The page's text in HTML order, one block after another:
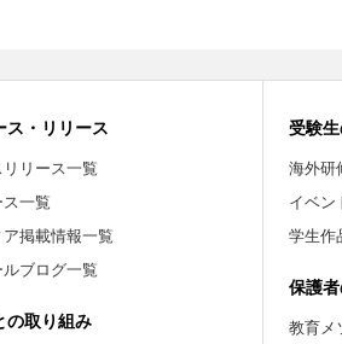
ス・リリース
リリース一覧
ス一覧
ア掲載情報一覧
ルブログ一覧
の取り組み
受験
海外研
イベン
学生作
保護
教育メ